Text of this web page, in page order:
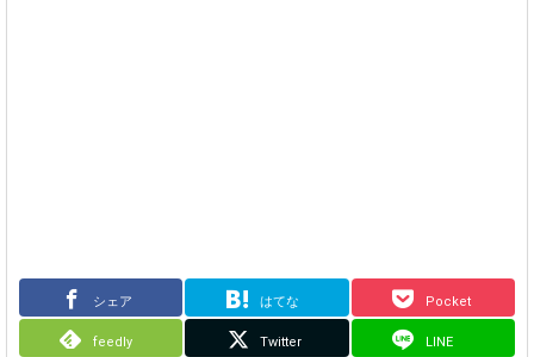
シェア はてな Pocket
feedly Twitter LINE